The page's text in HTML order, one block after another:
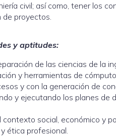
civil; así como, tener los
de proyectos.
y aptitudes:
de las ciencias de la
y herramientas de
y con la generación de
y ejecutando los planes de
social, económico y
ética profesional.